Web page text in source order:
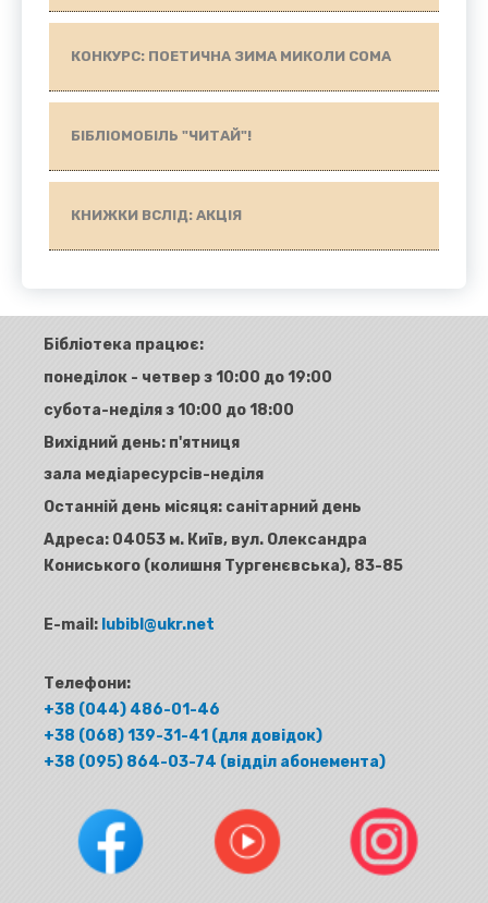
КОНКУРС: ПОЕТИЧНА ЗИМА МИКОЛИ СОМА
БІБЛІОМОБІЛЬ "ЧИТАЙ"!
КНИЖКИ ВСЛІД: АКЦІЯ
Бібліотека працює:
понеділок - четвер з 10:00 до 19:00
субота-неділя з 10:00 до 18:00
Вихідний день: п'ятниця
зала медіаресурсів-неділя
Останній день місяця: санітарний день
Адреса: 04053 м. Київ, вул. Олександра
Кониського (колишня Тургенєвська), 83-85
E-mail: lubibl@ukr.net
Телефони:
+38 (044) 486-01-46
+38 (068) 139-31-41 (для довідок)
+38 (095) 864-03-74 (відділ абонемента)